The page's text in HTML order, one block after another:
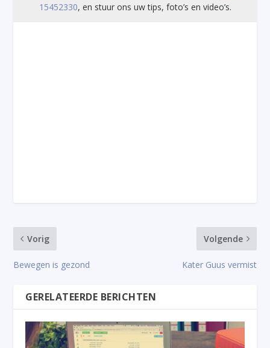
15452330, en stuur ons uw tips, foto’s en video’s.
Vorig
Bewegen is gezond
Volgende
Kater Guus vermist
GERELATEERDE BERICHTEN